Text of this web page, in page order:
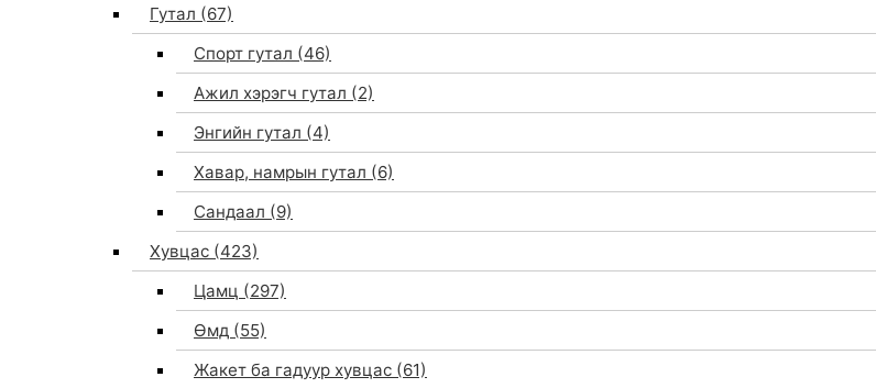
Гутал (67)
Спорт гутал (46)
Ажил хэрэгч гутал (2)
Энгийн гутал (4)
Хавар, намрын гутал (6)
Сандаал (9)
Хувцас (423)
Цамц (297)
Өмд (55)
Жакет ба гадуур хувцас (61)